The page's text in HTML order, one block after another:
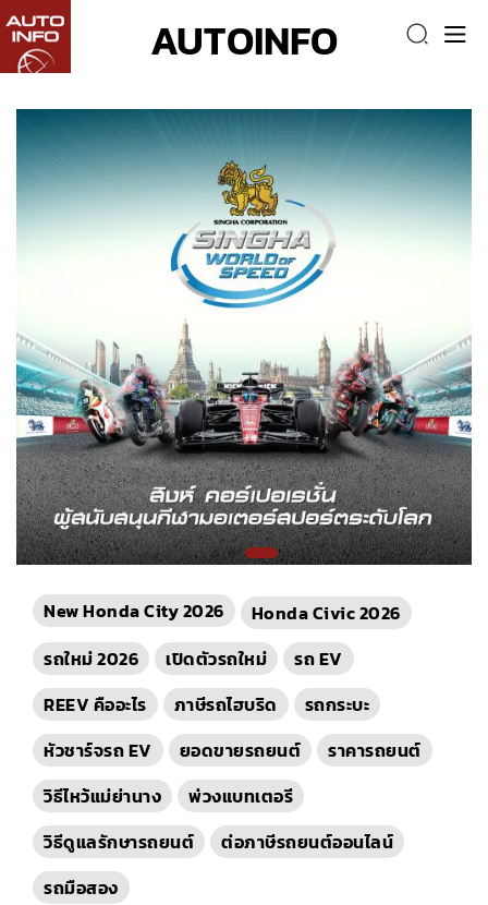
AUTOINFO
New Honda City 2026
Honda Civic 2026
รถใหม่ 2026
เปิดตัวรถใหม่
รถ EV
REEV คืออะไร
ภาษีรถไฮบริด
รถกระบะ
หัวชาร์จรถ EV
ยอดขายรถยนต์
ราคารถยนต์
วิธีไหว้แม่ย่านาง
พ่วงแบทเตอรี
วิธีดูแลรักษารถยนต์
ต่อภาษีรถยนต์ออนไลน์
รถมือสอง